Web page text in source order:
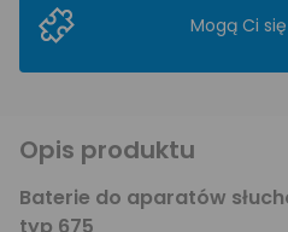
Mogą Ci
Opis produktu
Baterie do aparatów